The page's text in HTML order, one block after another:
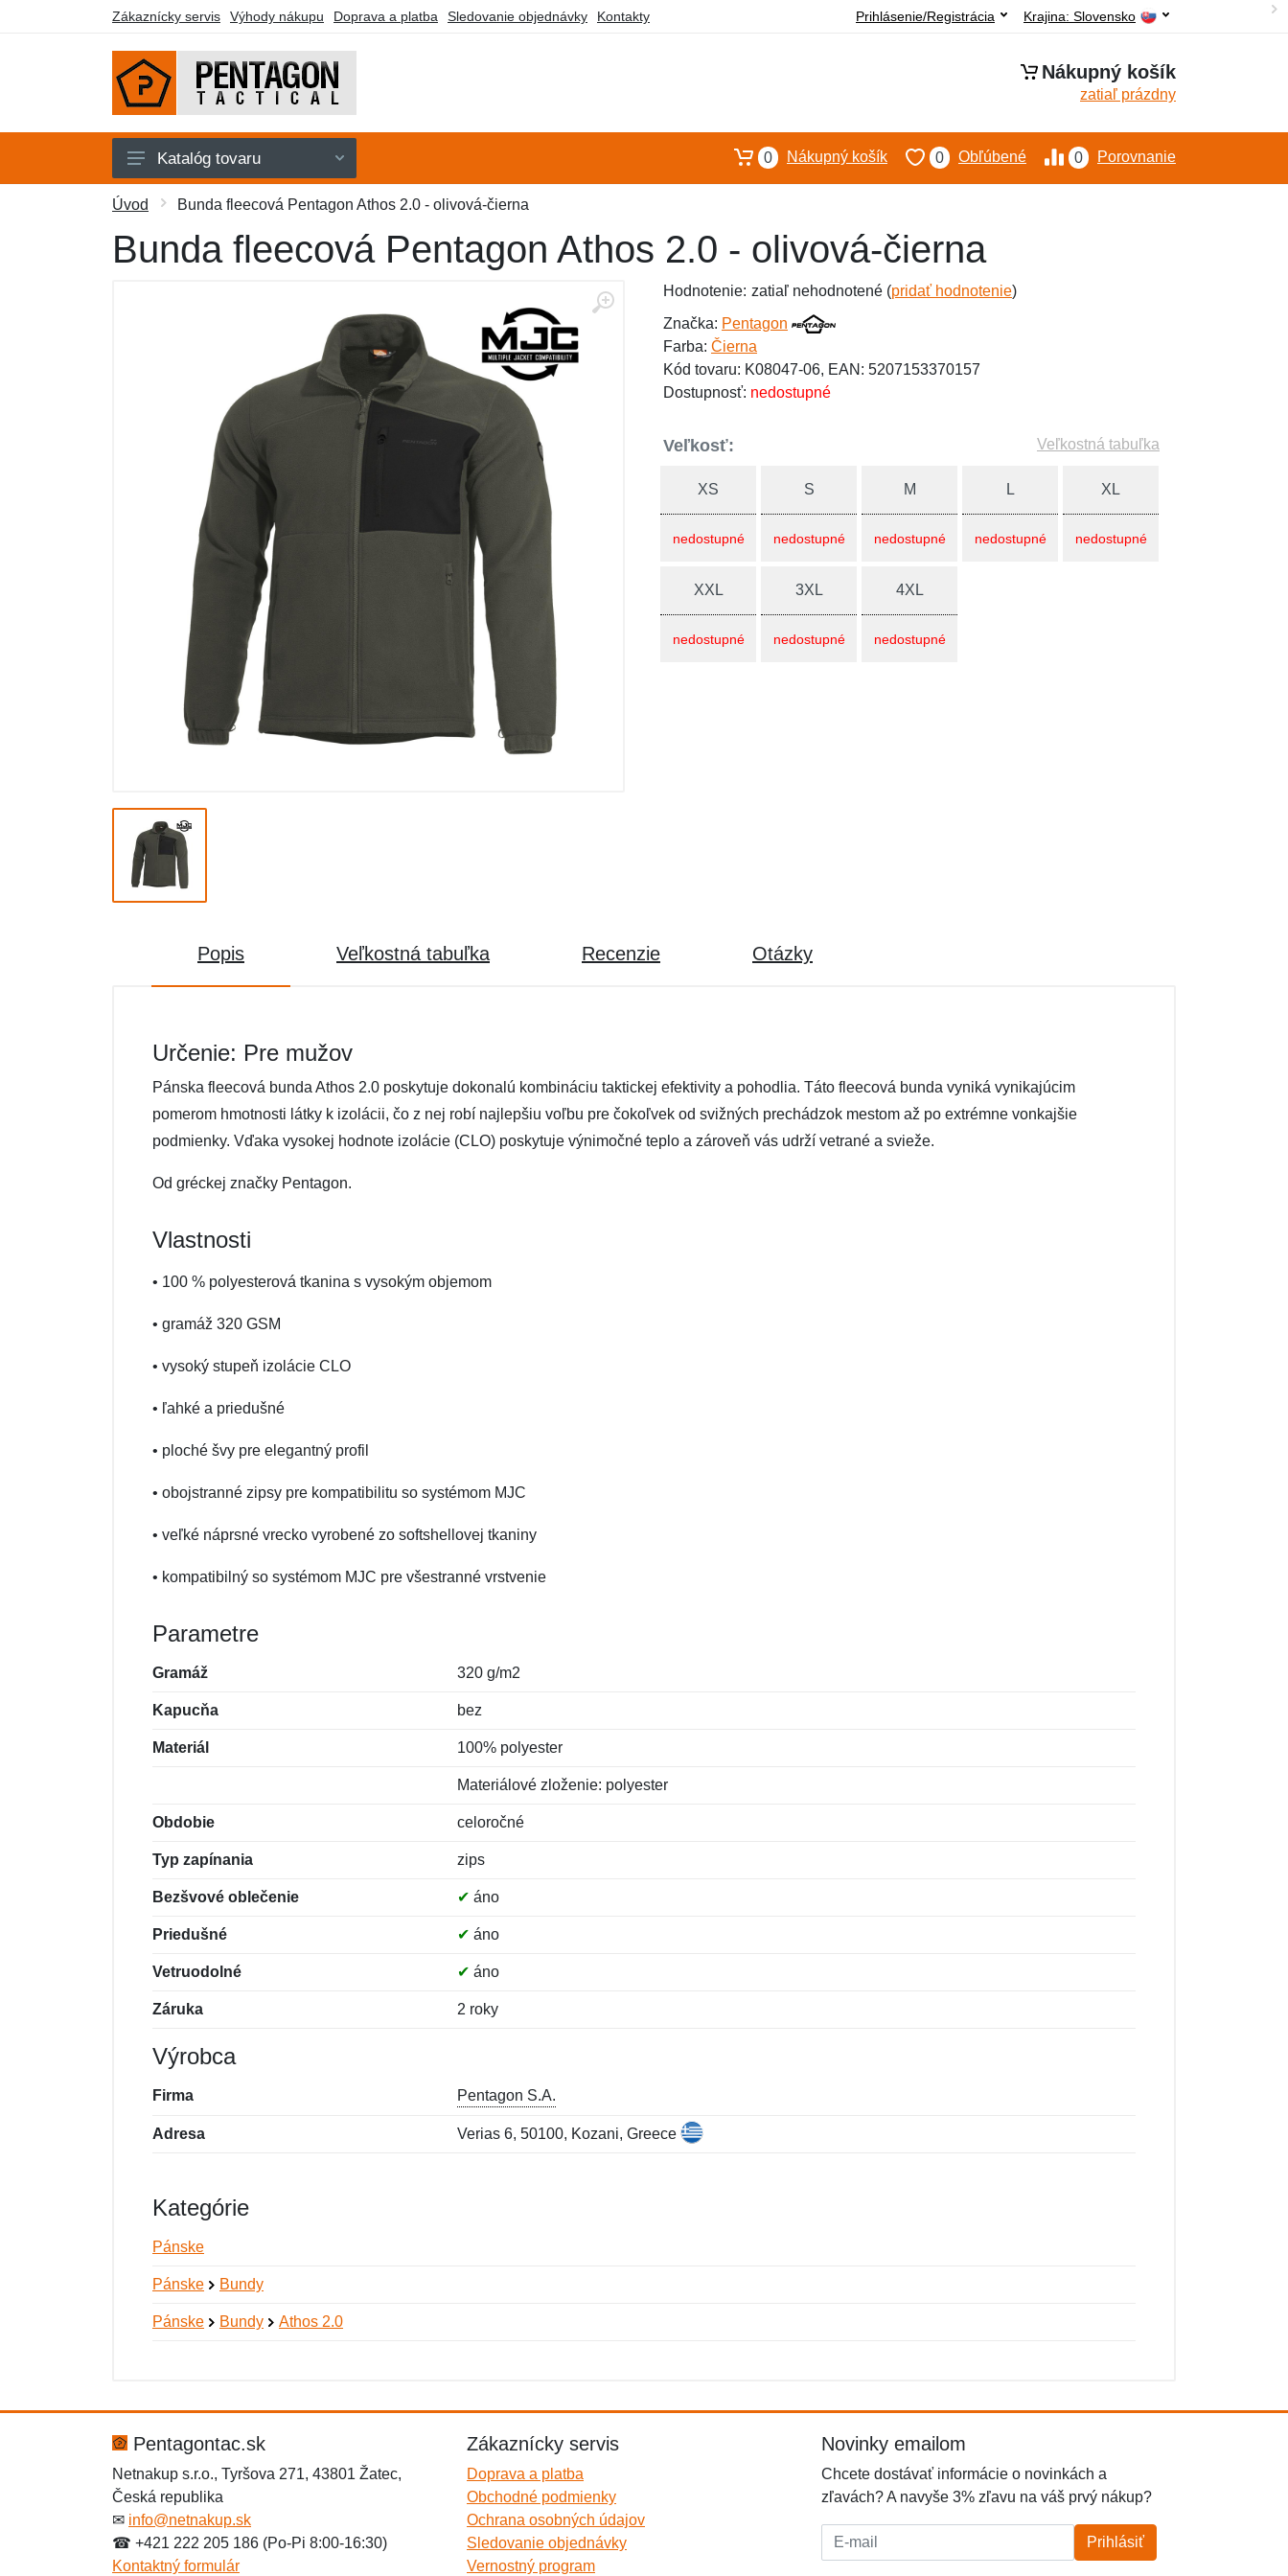
Zákaznícky servis Výhody nákupu Doprava a platba Sledovanie objednávky Kontakty Krajina: Slovensko
Prihlásenie/Registrácia
Nákupný košík
zatiaľ prázdny
Pánske
Dámske
Darčekové poukazy
Katalóg tovaru 0 Porovnanie
0 Obľúbené
0 Nákupný košík
Úvod Bunda fleecová Pentagon Athos 2.0 - olivová-čierna
Bunda fleecová Pentagon Athos 2.0 - olivová-čierna
Hodnotenie: zatiaľ nehodnotené (pridať hodnotenie)
Značka: Pentagon
Farba: Čierna
Kód tovaru: K08047-06, EAN: 5207153370157
Dostupnosť: nedostupné
Veľkosť: Veľkostná tabuľka
XS
nedostupné
S
nedostupné
M
nedostupné
L
nedostupné
XL
nedostupné
XXL
nedostupné
3XL
nedostupné
4XL
nedostupné
Popis Veľkostná tabuľka Recenzie Otázky
Určenie: Pre mužov
Pánska fleecová bunda Athos 2.0 poskytuje dokonalú kombináciu taktickej efektivity a pohodlia. Táto fleecová bunda vyniká vynikajúcim
pomerom hmotnosti látky k izolácii, čo z nej robí najlepšiu voľbu pre čokoľvek od svižných prechádzok mestom až po extrémne vonkajšie
podmienky. Vďaka vysokej hodnote izolácie (CLO) poskytuje výnimočné teplo a zároveň vás udrží vetrané a svieže.
Od gréckej značky Pentagon.
Vlastnosti
• 100 % polyesterová tkanina s vysokým objemom
• gramáž 320 GSM
• vysoký stupeň izolácie CLO
• ľahké a priedušné
• ploché švy pre elegantný profil
• obojstranné zipsy pre kompatibilitu so systémom MJC
• veľké náprsné vrecko vyrobené zo softshellovej tkaniny
• kompatibilný so systémom MJC pre všestranné vrstvenie
Parametre
Gramáž 320 g/m2
Kapucňa bez
Materiál 100% polyester
Materiálové zloženie: polyester
Obdobie celoročné
Typ zapínania zips
Bezšvové oblečenie ✔ áno
Priedušné ✔ áno
Vetruodolné ✔ áno
Záruka 2 roky
Výrobca
Firma Pentagon S.A.
Adresa Verias 6, 50100, Kozani, Greece
Kategórie
Pánske
Pánske Bundy
Pánske Bundy Athos 2.0
Správa*
Správa*
Pentagontac.sk
Netnakup s.r.o., Tyršova 271, 43801 Žatec,
Česká republika
✉ info@netnakup.sk
☎ +421 222 205 186 (Po-Pi 8:00-16:30)
Kontaktný formulár
Zákaznícky servis
Doprava a platba
Obchodné podmienky
Ochrana osobných údajov
Sledovanie objednávky
Vernostný program
Novinky emailom
Chcete dostávať informácie o novinkách a
zľavách? A navyše 3% zľavu na váš prvý nákup?
E-mail: Prihlásiť